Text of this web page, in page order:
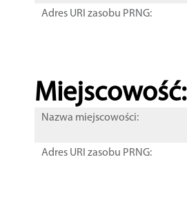
Adres URI zasobu PRNG:
Miejscowość:
Nazwa miejscowości:
Adres URI zasobu PRNG: